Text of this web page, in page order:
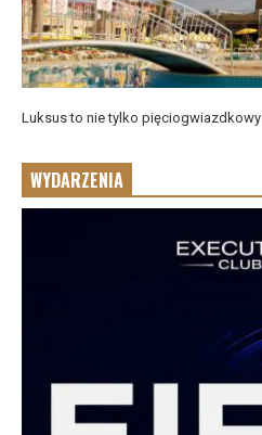
Luksus to nie tylko pięciogwiazdkowy
WYDARZENIA